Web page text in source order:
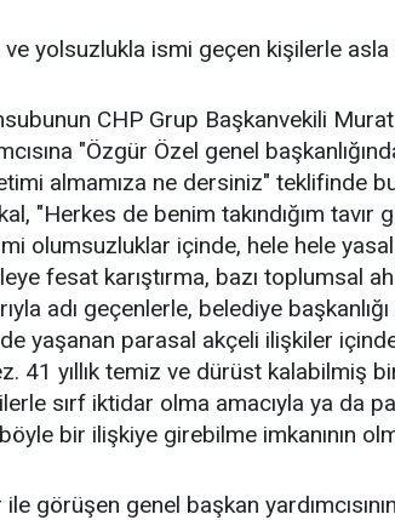
ve yolsuzlukla ismi geçen kişilerle
CHP Grup Başkanvekili
"Özgür Özel genel
almamıza ne dersiniz" teklifinde
"Herkes de benim takındığım tavır
olumsuzluklar içinde, hele hele yasal
fesat karıştırma, bazı toplumsal
adı geçenlerle, belediye
yaşanan parasal akçeli ilişkiler
41 yıllık temiz ve dürüst kalabilmiş
sırf iktidar olma amacıyla ya da
bir ilişkiye girebilme imkanının
görüşen genel başkan